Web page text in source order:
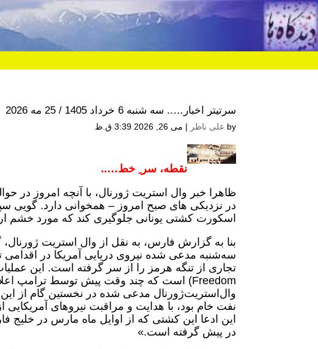
سرتیتر اخبار….. سه شنبه 6 خرداد 1405 / 25 مه 2026
by علی ناظر | می 26, 2026 3:39 ق.ظ
نقطه، سر ِ خط…..
ظاهرا خبر وال استریت ژورنال، با آنچه امروز در
در نزدیکی های صبح امروز – همخوانی دارد. گویی
اسکورت کشتی یونانی جلوگیری کند که مورد خشم
بنا به گزارش فارس، به نقل از وال استریت
سه‌شنبه مدعی شده نیروی دریایی آمریکا در
نفت خام بود، با هدایت و مراقبت نیروهای
این ادعا این کشتی که از اوایل ماه مارس در
در پیش گرفته است.»